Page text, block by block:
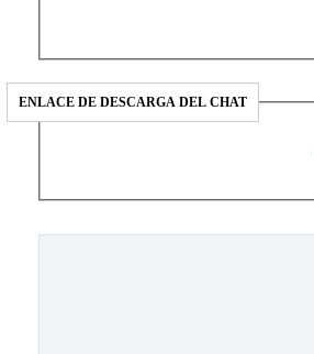
ENLACE DE DESCARGA DEL CHAT